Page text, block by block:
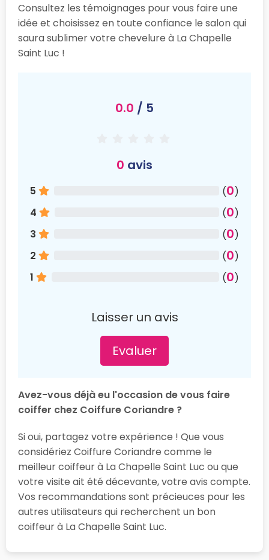
Consultez les témoignages pour vous faire une
idée et choisissez en toute confiance le salon qui
saura sublimer votre chevelure à La Chapelle
Saint Luc !
0.0 / 5
0 avis
5 (0)
4
(0)
3
(0)
2
(0)
1
(0)
Laisser un avis
Evaluer
Avez-vous déjà eu l'occasion de vous faire
coiffer chez Coiffure Coriandre ?
Si oui, partagez votre expérience ! Que vous
considériez Coiffure Coriandre comme le
meilleur coiffeur à La Chapelle Saint Luc ou que
votre visite ait été décevante, votre avis compte.
Vos recommandations sont précieuces pour les
autres utilisateurs qui recherchent un bon
coiffeur à La Chapelle Saint Luc.